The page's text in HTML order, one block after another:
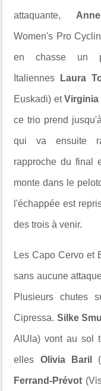
attaquante,
Women's Pro
en chasse un
Italiennes Laura
Euskadi) et
ce trio prend
qui va ensuite
rapproche du final
monte dans le
l'échappée est
des trois à venir.
Les Capo Cervo et
sans aucune
Plusieurs chutes
Cipressa. Silke
AlUla) vont au sol
elles Olivia Baril
Ferrand-Prévot